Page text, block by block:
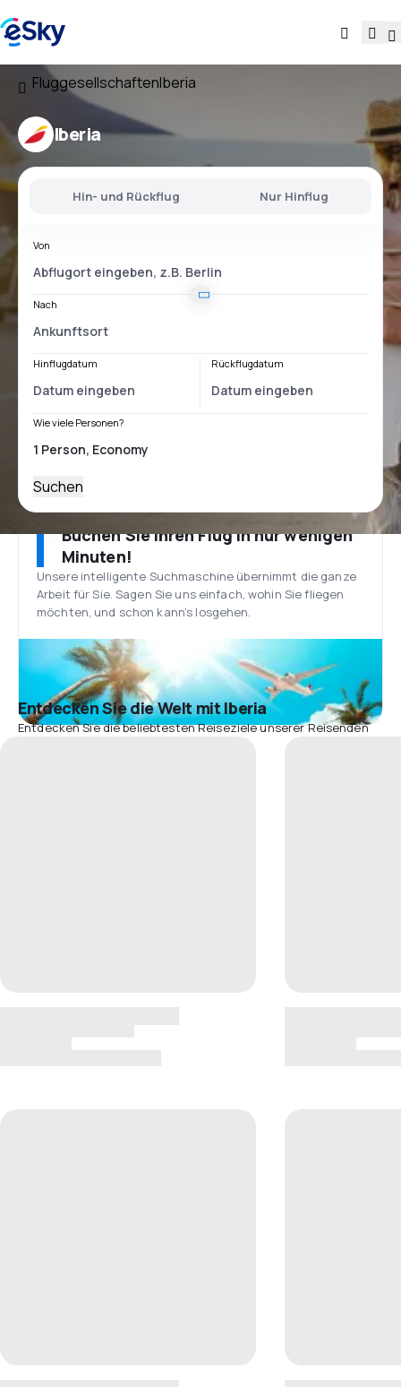
FluggesellschaftenIberia
Iberia
Hin- und Rückflug Nur Hinflug
Von
Nach
Hinflugdatum Rückflugdatum
Wie viele Personen?
Suchen
Buchen Sie Ihren Flug in nur wenigen
Minuten!
Unsere intelligente Suchmaschine übernimmt die ganze
Arbeit für Sie. Sagen Sie uns einfach, wohin Sie fliegen
möchten, und schon kann’s losgehen.
Entdecken Sie die Welt mit Iberia
Entdecken Sie die beliebtesten Reiseziele unserer Reisenden